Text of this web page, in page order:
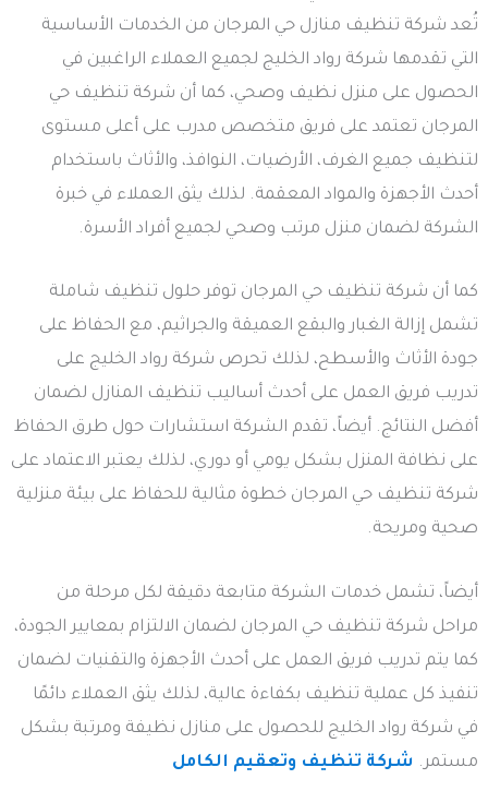
تُعد شركة تنظيف منازل حي المرجان من الخدمات الأساسية
التي تقدمها شركة رواد الخليج لجميع العملاء الراغبين في
الحصول على منزل نظيف وصحي، كما أن شركة تنظيف حي
المرجان تعتمد على فريق متخصص مدرب على أعلى مستوى
لتنظيف جميع الغرف، الأرضيات، النوافذ، والأثاث باستخدام
أحدث الأجهزة والمواد المعقمة. لذلك يثق العملاء في خبرة
الشركة لضمان منزل مرتب وصحي لجميع أفراد الأسرة.
كما أن شركة تنظيف حي المرجان توفر حلول تنظيف شاملة
تشمل إزالة الغبار والبقع العميقة والجراثيم، مع الحفاظ على
جودة الأثاث والأسطح، لذلك تحرص شركة رواد الخليج على
تدريب فريق العمل على أحدث أساليب تنظيف المنازل لضمان
أفضل النتائج. أيضاً، تقدم الشركة استشارات حول طرق الحفاظ
على نظافة المنزل بشكل يومي أو دوري، لذلك يعتبر الاعتماد على
شركة تنظيف حي المرجان خطوة مثالية للحفاظ على بيئة منزلية
صحية ومريحة.
أيضاً، تشمل خدمات الشركة متابعة دقيقة لكل مرحلة من
مراحل شركة تنظيف حي المرجان لضمان الالتزام بمعايير الجودة،
كما يتم تدريب فريق العمل على أحدث الأجهزة والتقنيات لضمان
تنفيذ كل عملية تنظيف بكفاءة عالية، لذلك يثق العملاء دائمًا
في شركة رواد الخليج للحصول على منازل نظيفة ومرتبة بشكل
مستمر. شركة تنظيف وتعقيم الكامل